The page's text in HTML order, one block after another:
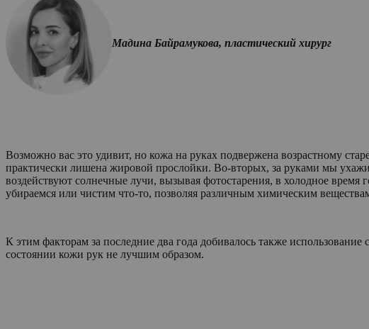
Мадина Байрамукова, пластический хирург
Возможно вас это удивит, но кожа на руках подвержена возрастному
практически лишена жировой прослойки. Во-вторых, за руками мы
воздействуют солнечные лучи, вызывая фотостарения, в холодное
убираемся или чистим что-то, позволяя различным химическим
К этим факторам за последние два года добивалось также
состоянии кожи рук не лучшим образом.